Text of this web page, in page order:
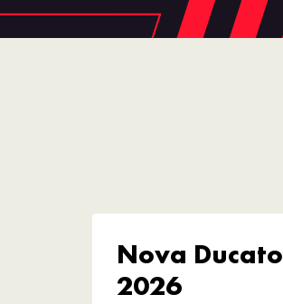
Nova Ducato
2026